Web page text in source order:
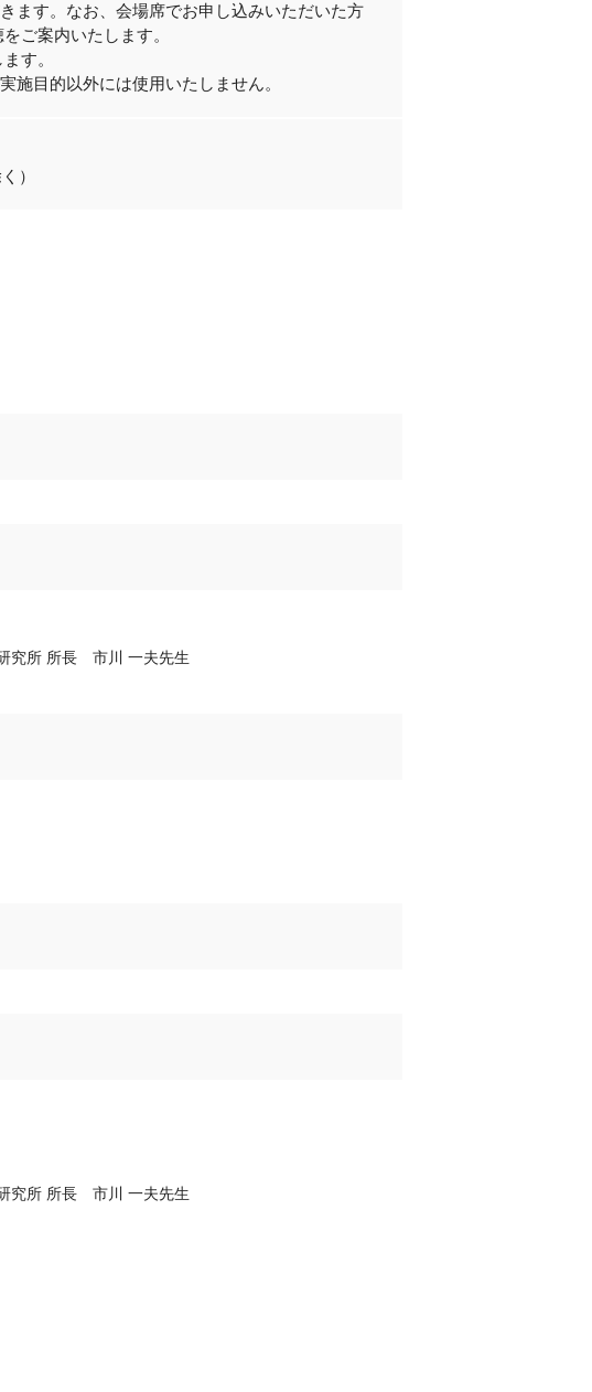
ます。なお、会場席でお申し込みいただいた方
ご案内いたします。
す。
施目的以外には使用いたしません。
）
究所 所長 市川 一夫先生
究所 所長 市川 一夫先生